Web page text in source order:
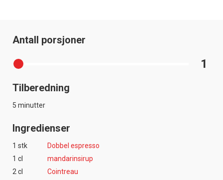
Antall porsjoner
1
Tilberedning
5 minutter
Ingredienser
1 stk
Dobbel espresso
1 cl
mandarinsirup
2 cl
Cointreau